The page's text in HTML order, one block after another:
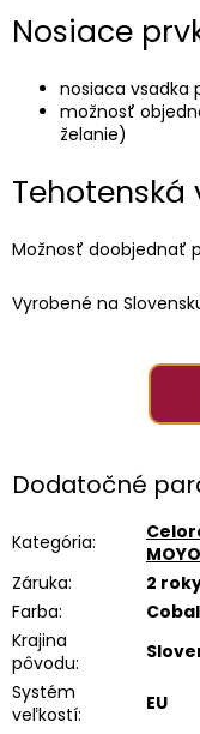
Nosiace
nosiaca vsadka
možnosť
želanie)
Tehotenská
Možnosť doobjednať
Vyrobené na
Dodatočné
Kategória:
MOYO
Záruka:
2
Farba:
Krajina
pôvodu:
Systém
veľkostí:
EU